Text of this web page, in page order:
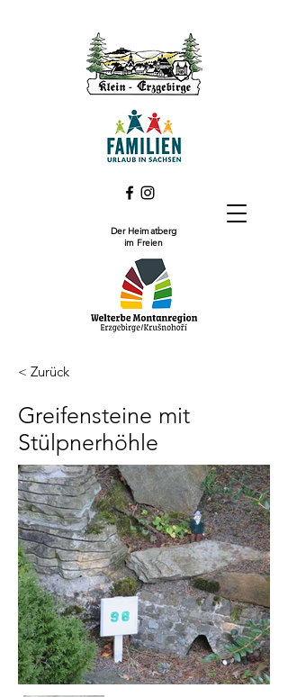
Der Heimatberg
im Freien
< Zurück
Greifensteine mit
Stülpnerhöhle